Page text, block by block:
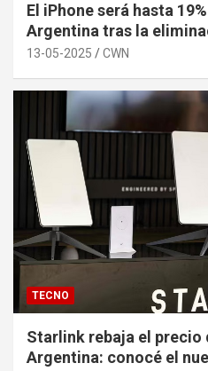
El iPhone será hasta
Argentina tras la
13-05-2025 CWN
TECNO
Starlink rebaja el precio
Argentina: conocé el